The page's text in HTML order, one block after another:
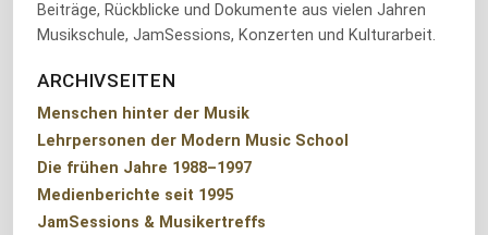
Beiträge, Rückblicke und Dokumente aus vielen Jahren
Musikschule, JamSessions, Konzerten und Kulturarbeit.
ARCHIVSEITEN
Menschen hinter der Musik
Lehrpersonen der Modern Music School
Die frühen Jahre 1988–1997
Medienberichte seit 1995
JamSessions & Musikertreffs